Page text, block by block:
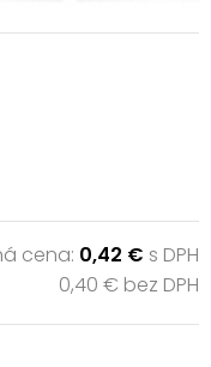
cena: 0,42 € s DPH
0,40 € bez DPH